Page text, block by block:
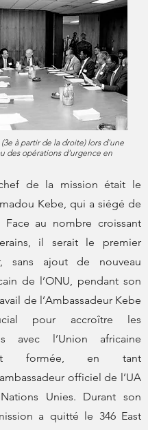
à partir de la droite) lors d'une
des opérations d'urgence en
de la mission était le
Kebe, qui a siégé de
Face au nombre croissant
il serait le premier
sans ajout de nouveau
de l’ONU, pendant son
de l’Ambassadeur Kebe
pour accroître les
avec l’Union africaine
formée, en tant
officiel de l’UA
Unies. Durant son
a quitté le 346 East